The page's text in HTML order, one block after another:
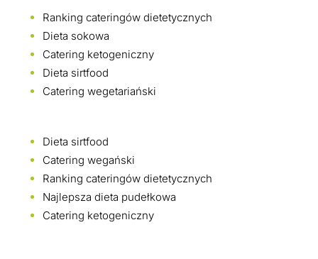
Ranking cateringów dietetycznych
Dieta sokowa
Catering ketogeniczny
Dieta sirtfood
Catering wegetariański
Dieta sirtfood
Catering wegański
Ranking cateringów dietetycznych
Najlepsza dieta pudełkowa
Catering ketogeniczny